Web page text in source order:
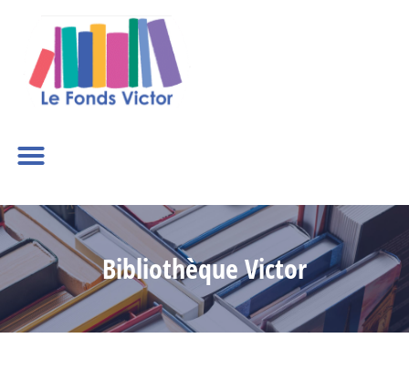
Bibliothèque Victor